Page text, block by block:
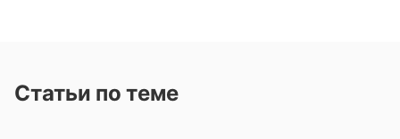
Статьи по теме